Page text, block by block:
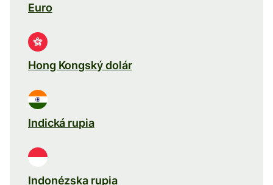
Euro
Hong Kongský dolár
Indická rupia
Indonézska rupia